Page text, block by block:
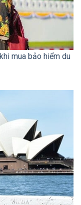
mua bảo hiểm du